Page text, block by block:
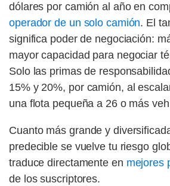
dólares por camión al año en
operador de un solo camión. El
significa poder de negociación:
mayor capacidad para negociar
Solo las primas de
15% y 20%, por camión, al
una flota pequeña a 26 o más
Cuanto más grande y
predecible se vuelve tu riesgo
traduce directamente en mejores
de los suscriptores.